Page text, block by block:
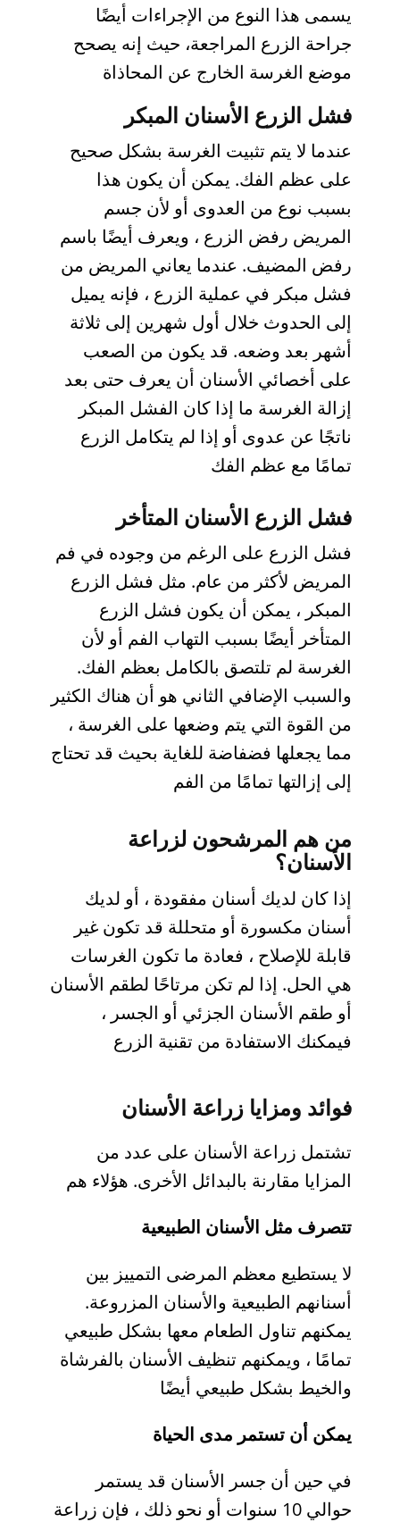
يسمى هذا النوع من الإجراءات أيضًا
جراحة الزرع المراجعة، حيث إنه يصحح
موضع الغرسة الخارج عن المحاذاة
فشل الزرع الأسنان المبكر
عندما لا يتم تثبيت الغرسة بشكل صحيح
على عظم الفك. يمكن أن يكون هذا
بسبب نوع من العدوى أو لأن جسم
المريض رفض الزرع ، ويعرف أيضًا باسم
رفض المضيف. عندما يعاني المريض من
فشل مبكر في عملية الزرع ، فإنه يميل
إلى الحدوث خلال أول شهرين إلى ثلاثة
أشهر بعد وضعه. قد يكون من الصعب
على أخصائي الأسنان أن يعرف حتى بعد
إزالة الغرسة ما إذا كان الفشل المبكر
ناتجًا عن عدوى أو إذا لم يتكامل الزرع
تمامًا مع عظم الفك
فشل الزرع الأسنان المتأخر
فشل الزرع على الرغم من وجوده في فم
المريض لأكثر من عام. مثل فشل الزرع
المبكر ، يمكن أن يكون فشل الزرع
المتأخر أيضًا بسبب التهاب الفم أو لأن
الغرسة لم تلتصق بالكامل بعظم الفك.
والسبب الإضافي الثاني هو أن هناك الكثير
من القوة التي يتم وضعها على الغرسة ،
مما يجعلها فضفاضة للغاية بحيث قد تحتاج
إلى إزالتها تمامًا من الفم
من هم المرشحون لزراعة
الأسنان؟
إذا كان لديك أسنان مفقودة ، أو لديك
أسنان مكسورة أو متحللة قد تكون غير
قابلة للإصلاح ، فعادة ما تكون الغرسات
هي الحل. إذا لم تكن مرتاحًا لطقم الأسنان
أو طقم الأسنان الجزئي أو الجسر ،
فيمكنك الاستفادة من تقنية الزرع
فوائد ومزايا زراعة الأسنان
تشتمل زراعة الأسنان على عدد من
المزايا مقارنة بالبدائل الأخرى. هؤلاء هم
تتصرف مثل الأسنان الطبيعية
لا يستطيع معظم المرضى التمييز بين
أسنانهم الطبيعية والأسنان المزروعة.
يمكنهم تناول الطعام معها بشكل طبيعي
تمامًا ، ويمكنهم تنظيف الأسنان بالفرشاة
والخيط بشكل طبيعي أيضًا
يمكن أن تستمر مدى الحياة
في حين أن جسر الأسنان قد يستمر
حوالي 10 سنوات أو نحو ذلك ، فإن زراعة